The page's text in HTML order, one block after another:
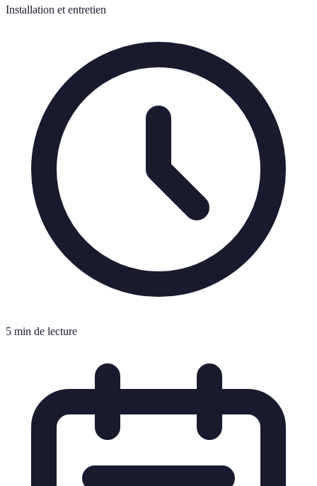
Installation et entretien
5 min de lecture